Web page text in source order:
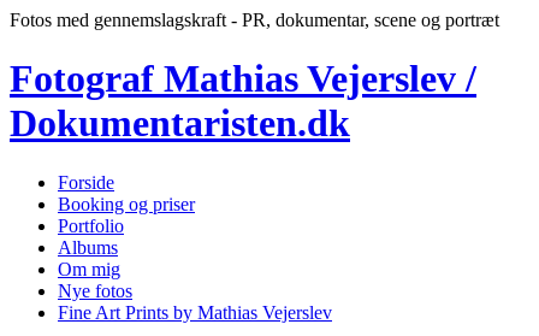
Fotos med gennemslagskraft - PR, dokumentar, scene og portræt
Fotograf Mathias Vejerslev /
Dokumentaristen.dk
Forside
Booking og priser
Portfolio
Albums
Om mig
Nye fotos
Fine Art Prints by Mathias Vejerslev